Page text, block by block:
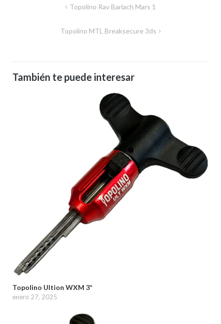
NavegaciónTopolino Rav Bariach Mars 1
Topolino MTL Breaksecure 3ds
También te puede interesar
Topolino Ultion WXM 3*
enero 27, 2025